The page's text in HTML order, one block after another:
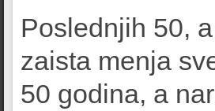
Poslednjih 50,
zaista menja
50 godina, a